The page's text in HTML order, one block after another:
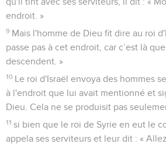
endroit. »
9 Mais l'homme de Dieu fit dire au roi
passe pas à cet endroit, car c’est là
descendent. »
10 Le roi d'Israël envoya des hommes
à l'endroit que lui avait mentionné et
Dieu. Cela ne se produisit pas
11 si bien que le roi de Syrie en eut le
appela ses serviteurs et leur dit : «